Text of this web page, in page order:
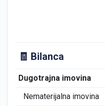
🧾 Bilanca
Dugotrajna imovina
Nematerijalna imovina